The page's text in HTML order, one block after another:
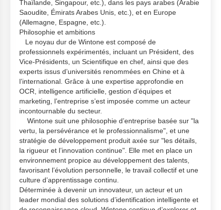
Thaïlande, Singapour, etc.), dans les pays arabes (Arabie
Saoudite, Émirats Arabes Unis, etc.), et en Europe
(Allemagne, Espagne, etc.).
Philosophie et ambitions
Le noyau dur de Wintone est composé de
professionnels expérimentés, incluant un Président, des
Vice-Présidents, un Scientifique en chef, ainsi que des
experts issus d’universités renommées en Chine et à
l’international. Grâce à une expertise approfondie en
OCR, intelligence artificielle, gestion d’équipes et
marketing, l’entreprise s’est imposée comme un acteur
incontournable du secteur.
Wintone suit une philosophie d’entreprise basée sur "la
vertu, la persévérance et le professionnalisme", et une
stratégie de développement produit axée sur "les détails,
la rigueur et l’innovation continue". Elle met en place un
environnement propice au développement des talents,
favorisant l’évolution personnelle, le travail collectif et une
culture d’apprentissage continu.
Déterminée à devenir un innovateur, un acteur et un
leader mondial des solutions d’identification intelligente et